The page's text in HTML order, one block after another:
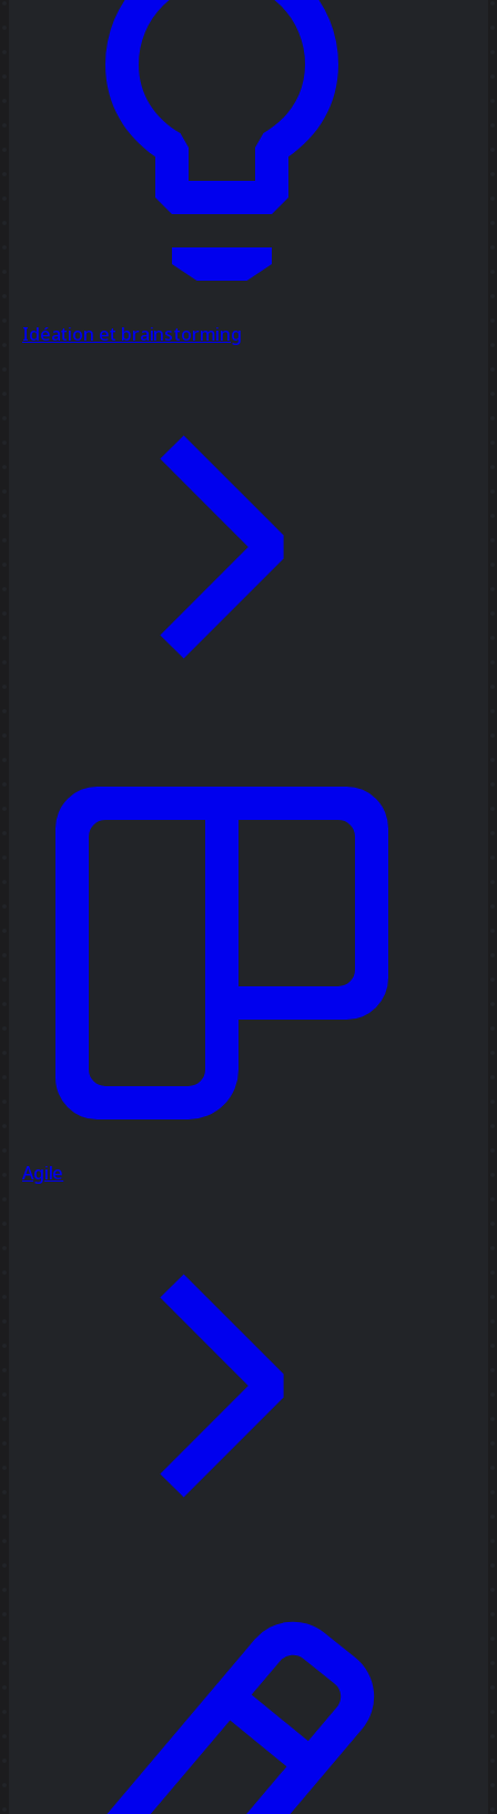
Idéation et brainstorming
Agile